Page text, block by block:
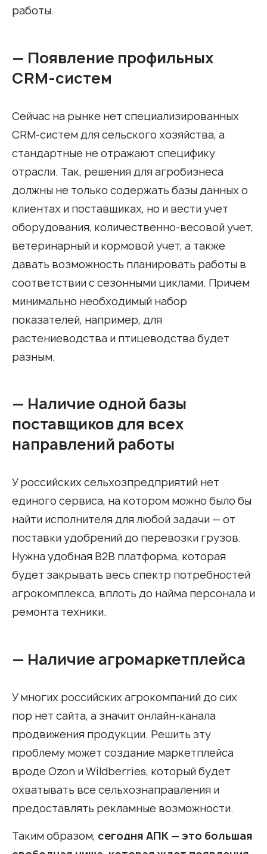
работы.
— Появление профильных
CRM-систем
Сейчас на рынке нет специализированных
CRM-систем для сельского хозяйства, а
стандартные не отражают специфику
отрасли. Так, решения для агробизнеса
должны не только содержать базы данных о
клиентах и поставщиках, но и вести учет
оборудования, количественно-весовой учет,
ветеринарный и кормовой учет, а также
давать возможность планировать работы в
соответствии с сезонными циклами. Причем
минимально необходимый набор
показателей, например, для
растениеводства и птицеводства будет
разным.
— Наличие одной базы
поставщиков для всех
направлений работы
У российских сельхозпредприятий нет
единого сервиса, на котором можно было бы
найти исполнителя для любой задачи — от
поставки удобрений до перевозки грузов.
Нужна удобная B2B платформа, которая
будет закрывать весь спектр потребностей
агрокомплекса, вплоть до найма персонала и
ремонта техники.
— Наличие агромаркетплейса
У многих российских агрокомпаний до сих
пор нет сайта, а значит онлайн-канала
продвижения продукции. Решить эту
проблему может создание маркетплейса
вроде Ozon и Wildberries, который будет
охватывать все сельхознаправления и
предоставлять рекламные возможности.
Таким образом, сегодня АПК — это большая